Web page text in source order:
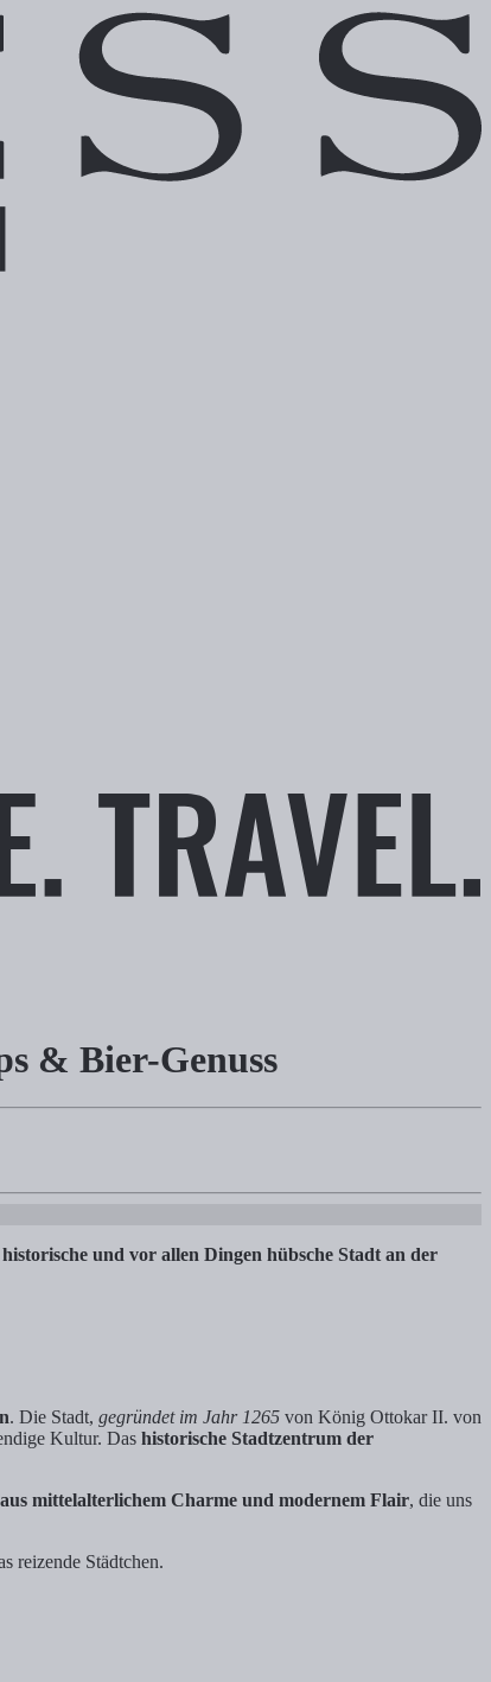
& Bier-Genuss
und vor allen Dingen hübsche Stadt an der
. Die Stadt, gegründet im Jahr 1265 von König Ottokar II. von
Kultur. Das historische Stadtzentrum der
mittelalterlichem Charme und modernem Flair, die uns
reizende Städtchen.